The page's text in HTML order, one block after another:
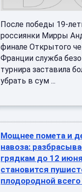
После победы 19-
россиянки Мирры
финале Открытого
Франции служба
турнира заставила
убрать в сум ...
Мощнее помета и
навоза:
грядкам до 12
становится
плодородной